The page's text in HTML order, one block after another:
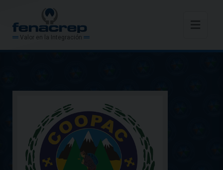
Valor en la Integración